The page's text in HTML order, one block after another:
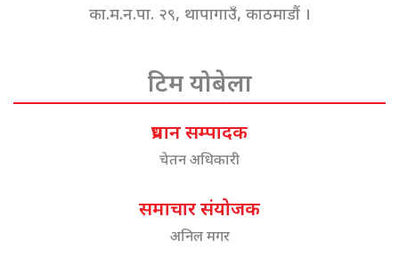
का.म.न.पा. २९, थापागाउँ, काठमाडौं ।
टिम योबेला
प्रधान सम्पादक
चेतन अधिकारी
समाचार संयोजक
अनिल मगर